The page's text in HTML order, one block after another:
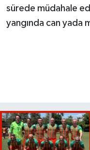
sürede müdahale
yangında can yada